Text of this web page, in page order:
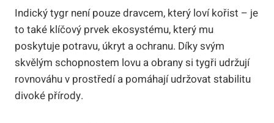
Indický tygr není pouze dravcem, který loví kořist – je
to také klíčový prvek ekosystému, který mu
poskytuje potravu, úkryt a ochranu. Díky svým
skvělým schopnostem lovu a obrany si tygři udržují
rovnováhu v prostředí a pomáhají udržovat stabilitu
divoké přírody.